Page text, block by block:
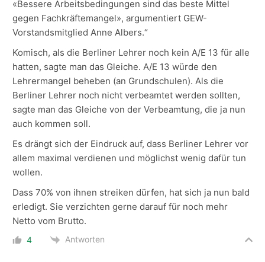
«Bessere Arbeitsbedingungen sind das beste Mittel
gegen Fachkräftemangel», argumentiert GEW-
Vorstandsmitglied Anne Albers.“
Komisch, als die Berliner Lehrer noch kein A/E 13 für alle
hatten, sagte man das Gleiche. A/E 13 würde den
Lehrermangel beheben (an Grundschulen). Als die
Berliner Lehrer noch nicht verbeamtet werden sollten,
sagte man das Gleiche von der Verbeamtung, die ja nun
auch kommen soll.
Es drängt sich der Eindruck auf, dass Berliner Lehrer vor
allem maximal verdienen und möglichst wenig dafür tun
wollen.
Dass 70% von ihnen streiken dürfen, hat sich ja nun bald
erledigt. Sie verzichten gerne darauf für noch mehr
Netto vom Brutto.
4 Antworten